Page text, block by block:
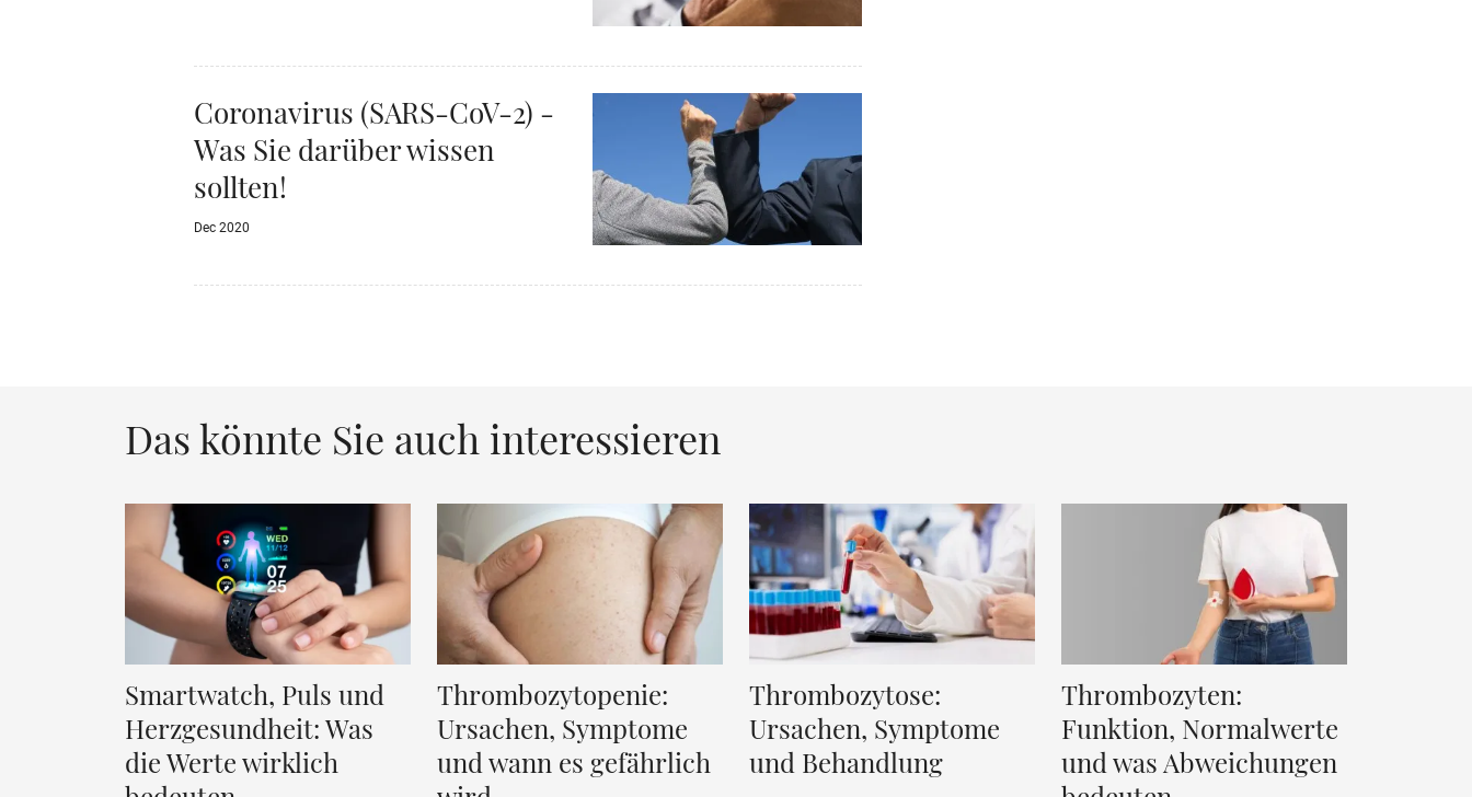
Coronavirus (SARS-CoV-2) -
Was Sie darüber wissen
sollten!
Dec 2020
Das könnte Sie auch interessieren
Smartwatch, Puls und
Herzgesundheit: Was
die Werte wirklich
Thrombozytopenie:
Ursachen, Symptome
und wann es gefährlich
Thrombozytose:
Ursachen, Symptome
und Behandlung
Thrombozyten:
Funktion, Normalwerte
und was Abweichungen